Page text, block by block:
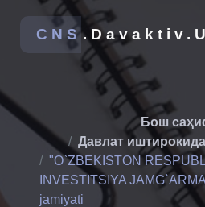
CNS
Бош
Давлат
"O`ZBEKISTON
INVESTITSIYA
jamiyati